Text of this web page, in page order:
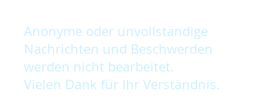
Anonyme oder unvollständige
Nachrichten und Beschwerden
werden nicht bearbeitet.
Vielen Dank für Ihr Verständnis.